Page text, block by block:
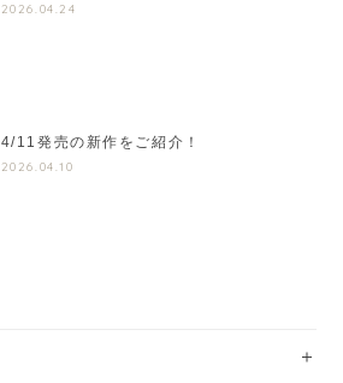
2026.04.24
4/11発売の新作をご紹介！
2026.04.10